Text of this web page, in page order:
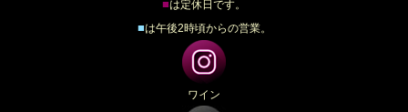
■は定休日です。
■は午後2時頃からの営業。
ワイン